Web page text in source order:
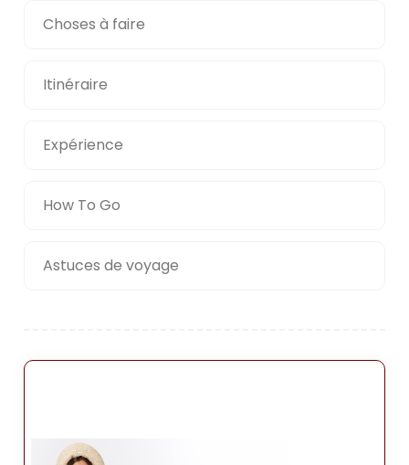
Choses à faire
Itinéraire
Expérience
How To Go
Astuces de voyage